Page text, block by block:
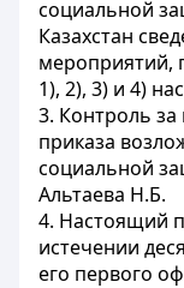
социальной
Казахстан
мероприятий,
1), 2), 3) и 4)
3. Контроль
приказа
социальной
Альтаева Н.Б.
4. Настоящий
истечении
его первого